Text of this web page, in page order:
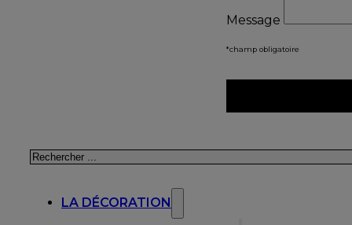
Message
*champ obligatoire
Rechercher
LA DÉCORATION